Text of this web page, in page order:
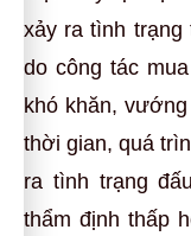
xảy ra tình trạng
do công tác
khó khăn,
thời gian, quá
ra tình trạng
thẩm định thấp